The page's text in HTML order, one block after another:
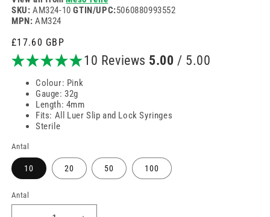
SKU: AM324-10GTIN/UPC:5060880993552
MPN: AM324
Normalpris
£17.60 GBP
10 Reviews 5.00 / 5.00
Colour: Pink
Gauge: 32g
Length: 4mm
Fits: All Luer Slip and Lock Syringes
Sterile
Antal
10 20 50 100
Antal